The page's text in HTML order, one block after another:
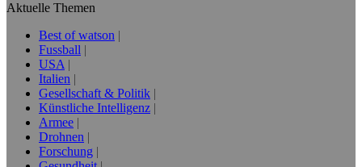
Aktuelle Themen
Best of watson
Fussball
USA
Italien
Gesellschaft & Politik
Künstliche Intelligenz
Armee
Drohnen
Forschung